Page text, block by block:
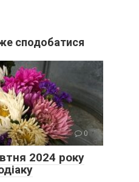
сподобатися
0
2024 року